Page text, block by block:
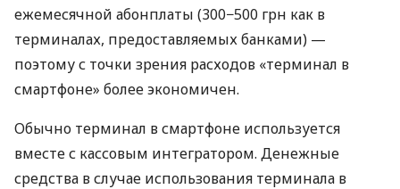
ежемесячной абонплаты (300−500 грн как в
терминалах, предоставляемых банками) —
поэтому с точки зрения расходов «терминал в
смартфоне» более экономичен.
Обычно терминал в смартфоне используется
вместе с кассовым интегратором. Денежные
средства в случае использования терминала в